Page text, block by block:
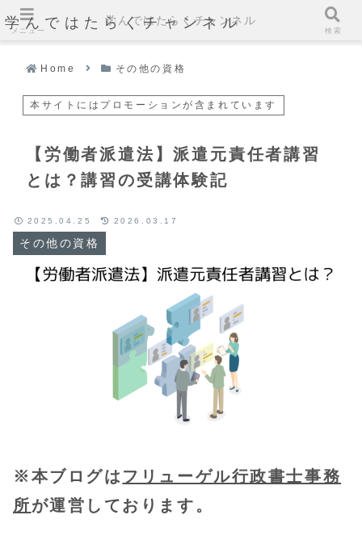
学んではたらくチャンネル
Home その他の資格
本サイトにはプロモーションが含まれています
【労働者派遣法】派遣元責任者講習
とは？講習の受講体験記
その他の資格
2025.04.25 2026.03.17
※本ブログは フリューゲル行政書士事務
所が運営しております。
メニュー
学んではたらくチャンネル
検索